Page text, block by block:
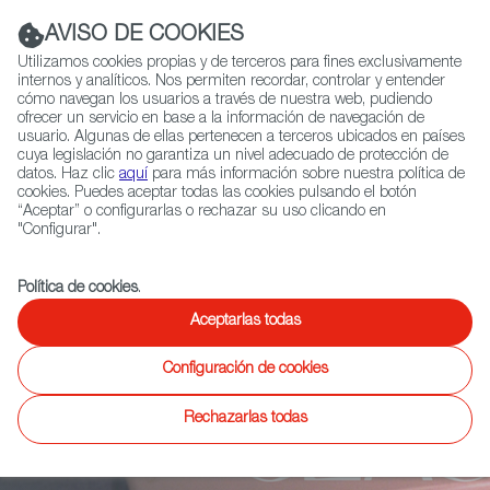
Navigation link
|
QUIÉNES SOMOS RED EXTERIOR
Selecciona
idioma
Ficción
BETTER CLASS
El asesinato de un narco presenciado por su hijo en la
puerta de un colegio internacional de Madrid provoca
una crisis en la dirección del centro y en la asociación
AVISO DE COOKIES
Utilizamos cookies propias y de terceros para fines exclusivamente
internos y analíticos. Nos permiten recordar, controlar y entender
cómo navegan los usuarios a través de nuestra web, pudiendo
ofrecer un servicio en base a la información de navegación de
usuario. Algunas de ellas pertenecen a terceros ubicados en países
cuya legislación no garantiza un nivel adecuado de protección de
datos. Haz clic aquí para más información sobre nuestra política de
cookies. Puedes aceptar todas las cookies pulsando el botón
“Aceptar” o configurarlas o rechazar su uso clicando en
"Configurar".
Política de cookies.
Aceptarlas todas
Configuración de cookies
Rechazarlas todas